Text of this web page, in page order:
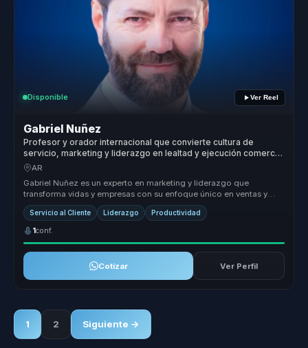
Disponible Ver Reel
Gabriel Nuñez
Profesor y orador internacional que convierte cultura de
servicio, marketing y liderazgo en lealtad y ejecución comercial
para empresas.
AR
Gabriel Nuñez es un experto en marketing y liderazgo que
transforma vidas y empresas con su enfoque único en ventas y
servicio al cliente...
Servicio al Cliente Liderazgo Productividad
1conf.
Cotizar Ver Perfil
1 2 Siguiente →